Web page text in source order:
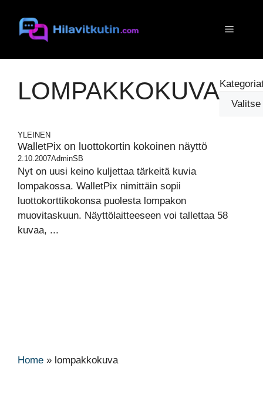
sisältöön
Valikko
LOMPAKKOKUVA
YLEINEN
WalletPix on luottokortin kokoinen näyttö
2.10.2007AdminSB
Nyt on uusi keino kuljettaa tärkeitä kuvia
lompakossa. WalletPix nimittäin sopii
luottokorttikokonsa puolesta lompakon
muovitaskuun. Näyttölaitteeseen voi tallettaa 58
kuvaa, ...
Home » lompakkokuva